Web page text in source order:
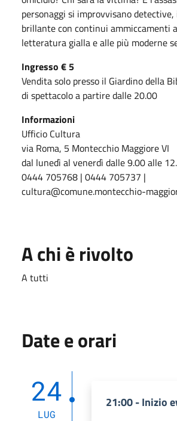
personaggi si improvvisano
brillante con continui ammiccamenti
letteratura gialla e alle più moderne
Ingresso € 5
Vendita solo presso il Giardino della
di spettacolo a partire dalle 20.00
Informazioni
Ufficio Cultura
via Roma, 5 Montecchio Maggiore VI
dal lunedì al venerdì dalle 9.00 alle
0444 705768 | 0444 705737 |
cultura@comune.montecchio-
A chi è rivolto
A tutti
Date e orari
24
LUG
21:00 - Inizio